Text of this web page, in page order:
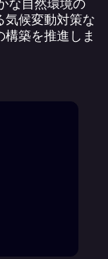
気候変動対策な
築を推進しま